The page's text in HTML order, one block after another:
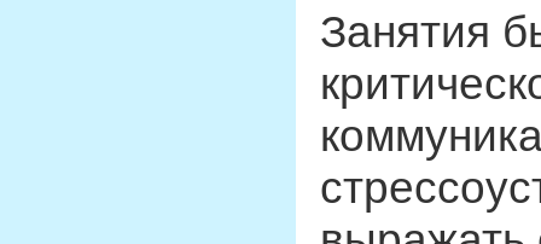
Занятия